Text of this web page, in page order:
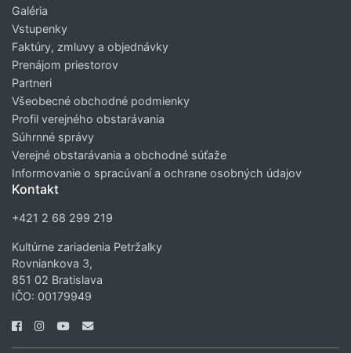
Galéria
Vstupenky
Faktúry, zmluvy a objednávky
Prenájom priestorov
Partneri
Všeobecné obchodné podmienky
Profil verejného obstarávania
Súhrnné správy
Verejné obstarávania a obchodné súťaže
Informovanie o spracúvaní a ochrane osobných údajov
Kontakt
+421 2 68 299 219
Kultúrne zariadenia Petržalky
Rovniankova 3,
851 02 Bratislava
IČO: 00179949